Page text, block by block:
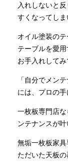
入れしないと
すくなってしま
オイル塗装の
テーブルを愛
お手入れしてみ
「自分でメン
には、プロの手
一枚板専門店
ンテナンスが叶
無垢一枚板家
ただいた天板の